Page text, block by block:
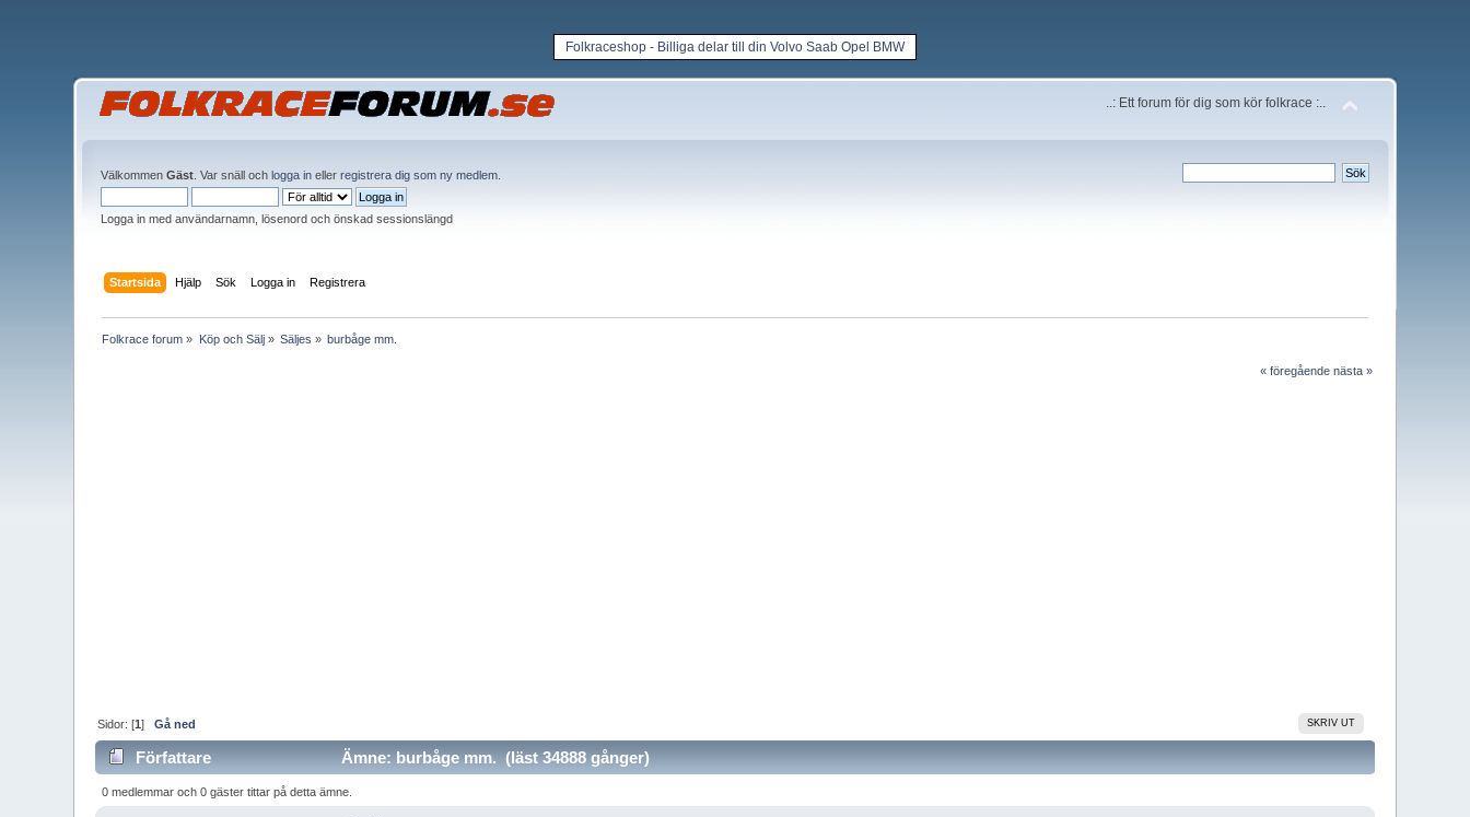
Folkraceshop - Billiga delar till din Volvo Saab Opel BMW
..: Ett forum för dig som kör folkrace :..
VälkommenGäst . Var snäll ochlogga in ellerregistrera dig som ny medlem
Logga in med användarnamn, lösenord och önskad sessionslängd
Startsida Hjälp Sök Logga in Registrera
Folkrace forum » Köp och Sälj» Säljes » burbåge mm.
« föregående nästa »
SKRIV UT
Sidor: [1]Gå ned
Författare Ämne: burbåge mm. (läst 34888 gånger)
0 medlemmar och 0 gäster tittar på detta ämne.